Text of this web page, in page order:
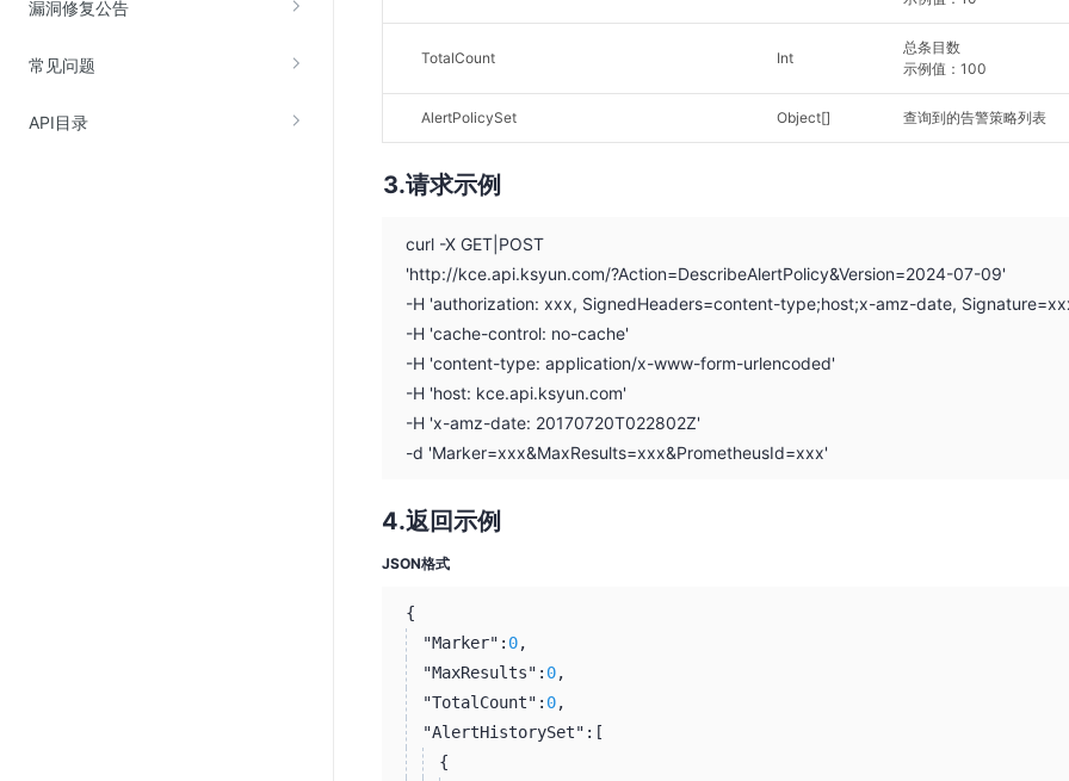
漏洞修复公告
常见问题
API目录
SSL证书管理
TotalCount Int
总条目数
示例值：100
AlertPolicySet Object[] 查询到的告警策略列表
请求示例
curl -X GET|POST
'http://kce.api.ksyun.com/?Action=DescribeAlertPolicy&Version=2024-07-09'
-H 'authorization: xxx, SignedHeaders=content-type;host;x-amz-date,
-H 'cache-control: no-cache'
-H 'content-type: application/x-www-form-urlencoded'
-H 'host: kce.api.ksyun.com'
-H 'x-amz-date: 20170720T022802Z'
-d 'Marker=xxx&MaxResults=xxx&PrometheusId=xxx'
返回示例
JSON格式
{
"Marker": 0,
"MaxResults": 0,
"TotalCount": 0,
"AlertHistorySet": [
{